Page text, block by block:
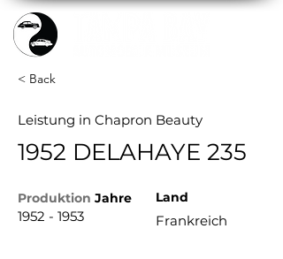
< Back
Leistung in Chapron Beauty
1952 DELAHAYE 235
Produktion Jahre
1952 - 1953
Land
Frankreich